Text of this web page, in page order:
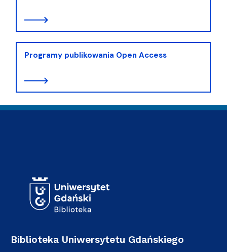
Programy publikowania Open Access
Biblioteka Uniwersytetu Gdańskiego